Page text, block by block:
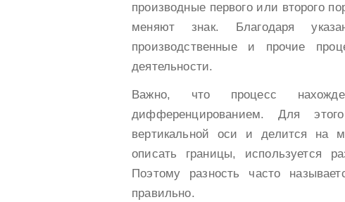
производные первого или второго
меняют знак. Благодаря
производственные и прочие
деятельности.
Важно, что процесс
дифференцированием. Для
вертикальной оси и делится на
описать границы, используется
Поэтому разность часто
правильно.